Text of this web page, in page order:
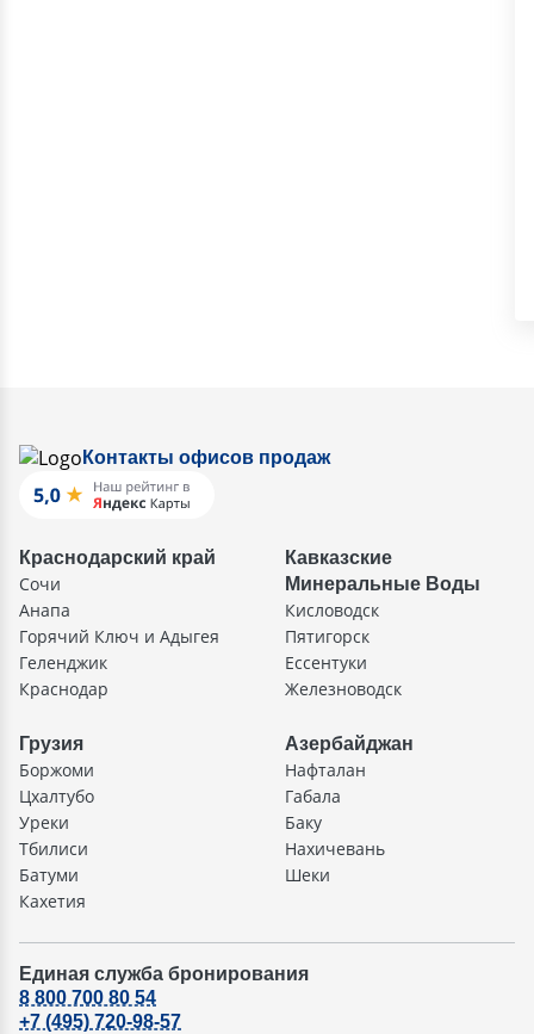
Контакты офисов продаж
Краснодарский край
Сочи
Анапа
Горячий Ключ и Адыгея
Геленджик
Краснодар
Кавказские
Минеральные Воды
Кисловодск
Пятигорск
Ессентуки
Железноводск
Грузия
Боржоми
Цхалтубо
Уреки
Тбилиси
Батуми
Кахетия
Азербайджан
Нафталан
Габала
Баку
Нахичевань
Шеки
Единая служба бронирования
8 800 700 80 54
+7 (495) 720-98-57